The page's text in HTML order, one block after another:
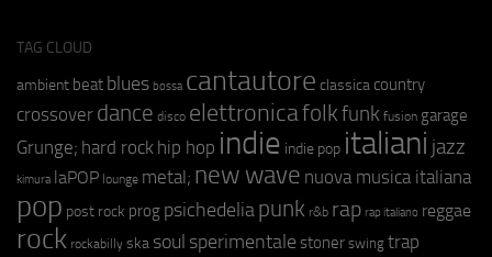
TAG CLOUD
ambient beat blues bossa cantautore classica country
crossover dance disco elettronicafolkfunk fusion garage
Grunge; hard rock hip hop indie indie pop italiani jazz
kimura laPOP lounge metal; new wave nuova musica italiana
pop post rock prog psichedeliapunk r&b rap rap italiano reggae
rock rockabilly ska soul sperimentale stoner swing trap